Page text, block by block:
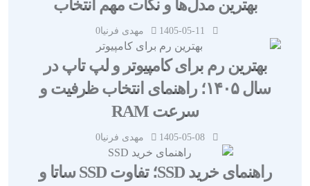
بهترین مدل‌ها و نکات مهم انتخاب
1405-05-11 مهدی فرنیا0
بهترین رم برای کامپیوتر و لپ تاپ در
سال ۱۴۰۵؛ راهنمای انتخاب ظرفیت و
سرعت RAM
1405-05-08 مهدی فرنیا0
راهنمای خرید SSD؛ تفاوت SSD ساتا و